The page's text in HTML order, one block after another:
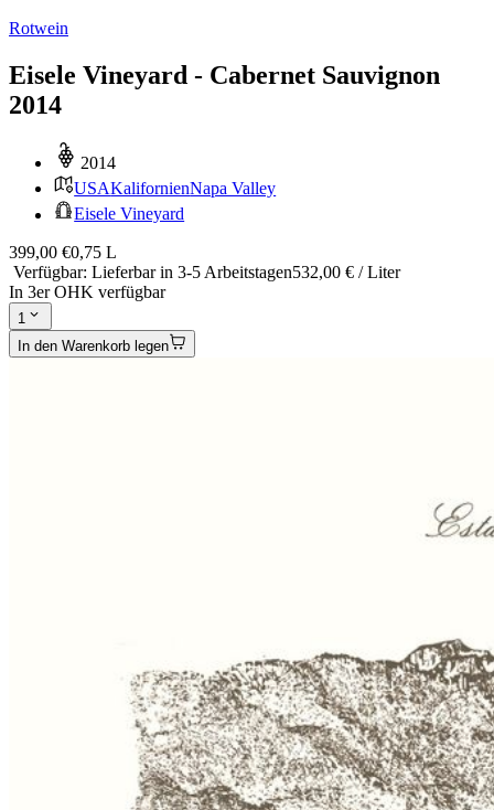
Rotwein
Eisele Vineyard - Cabernet Sauvignon
2014
2014
USAKalifornienNapa Valley
Eisele Vineyard
399,00 €0,75 L
Verfügbar: Lieferbar in 3-5 Arbeitstagen532,00 € / Liter
In 3er OHK verfügbar
1
In den Warenkorb legen